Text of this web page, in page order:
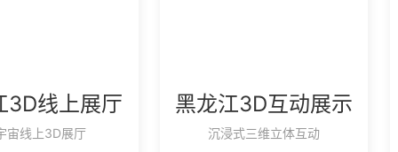
3D线上展厅
宙线上3D展厅
黑龙江3D互动展示
沉浸式三维立体互动